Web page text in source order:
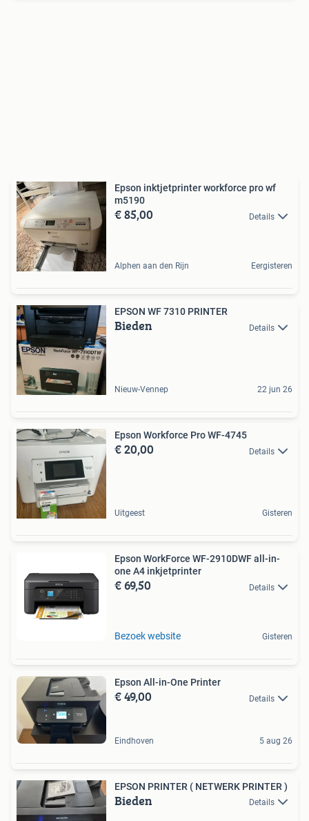
Epson inktjetprinter workforce pro wf
m5190
€ 85,00 Details
Alphen aan den Rijn Eergisteren
EPSON WF 7310 PRINTER
Bieden Details
Nieuw-Vennep 22 jun 26
Epson Workforce Pro WF-4745
€ 20,00 Details
Uitgeest Gisteren
Epson WorkForce WF-2910DWF all-in-
one A4 inkjetprinter
€ 69,50 Details
Bezoek website Gisteren
Epson All-in-One Printer
€ 49,00 Details
Eindhoven 5 aug 26
EPSON PRINTER ( NETWERK PRINTER )
Bieden Details